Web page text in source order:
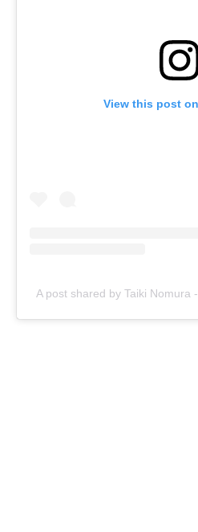
View this post
A post shared by Taiki Nomura